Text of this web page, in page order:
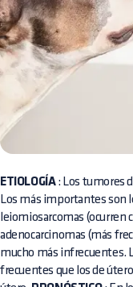
ETIOLOGÍA: Los tumores
Los más importantes son
leiomiosarcomas (ocurren
adenocarcinomas (más
mucho más infrecuentes.
frecuentes que los de